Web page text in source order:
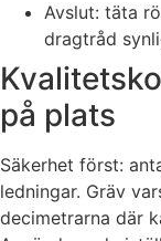
Avslut: täta
dragtråd
på plats
Säkerhet först:
ledningar. Gräv
decimetrarna där